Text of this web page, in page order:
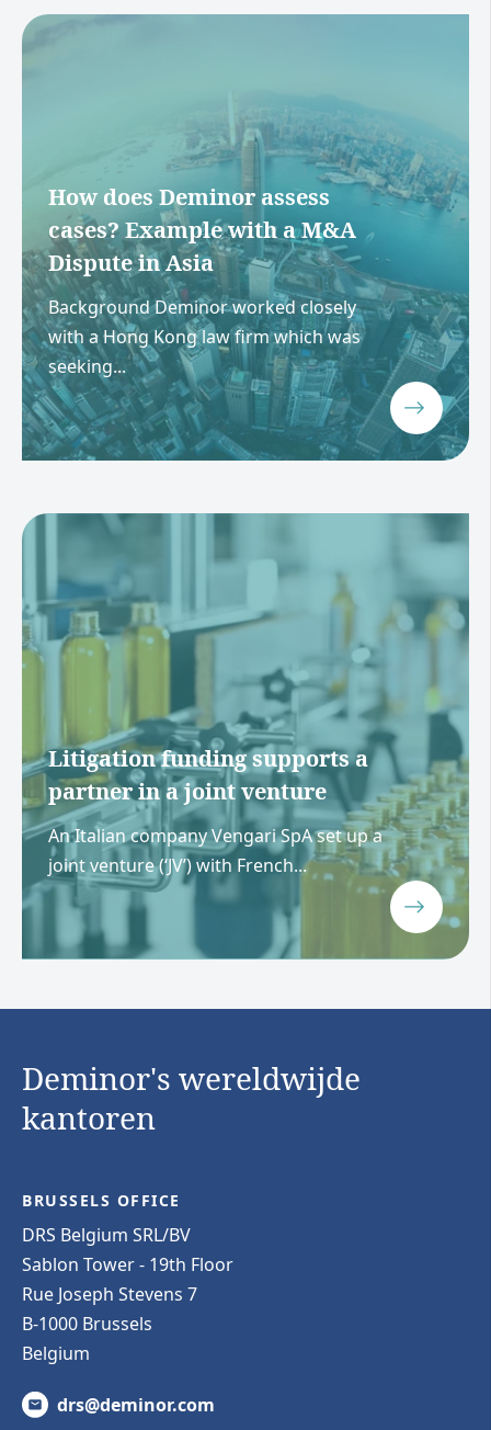
How does Deminor assess
cases? Example with a M&A
Dispute in Asia
Background Deminor worked closely
with a Hong Kong law firm which was
seeking...
Litigation funding supports a
partner in a joint venture
An Italian company Vengari SpA set up a
joint venture (‘JV’) with French...
Deminor's wereldwijde
kantoren
BRUSSELS OFFICE
DRS Belgium SRL/BV
Sablon Tower - 19th Floor
Rue Joseph Stevens 7
B-1000 Brussels
Belgium
drs@deminor.com